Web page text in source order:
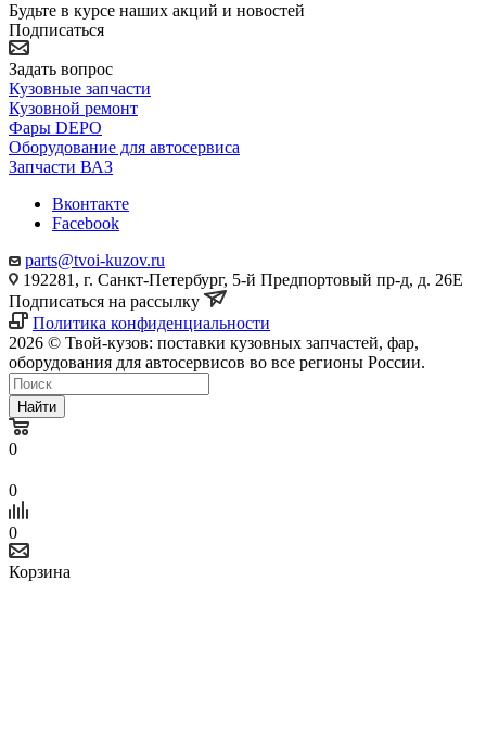
Будьте в курсе наших акций и новостей
Подписаться
Задать вопрос
Кузовные запчасти
Кузовной ремонт
Фары DEPO
Оборудование для автосервиса
Запчасти ВАЗ
Вконтакте
Facebook
parts@tvoi-kuzov.ru
192281, г. Санкт-Петербург, 5-й Предпортовый пр-д, д. 26Е
Подписаться на рассылку
Политика конфиденциальности
2026 © Твой-кузов: поставки кузовных запчастей, фар,
оборудования для автосервисов во все регионы России.
Найти
0
0
0
Корзина